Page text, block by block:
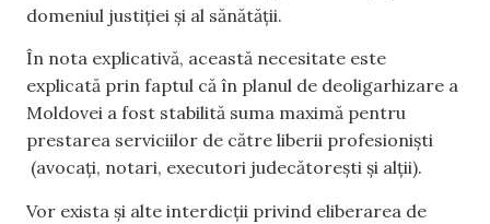
domeniul justiției și al sănătății.
În nota explicativă, această necesitate este
explicată prin faptul că în planul de deoligarhizare a
Moldovei a fost stabilită suma maximă pentru
prestarea serviciilor de către liberii profesioniști
(avocați, notari, executori judecătorești și alții).
Vor exista și alte interdicții privind eliberarea de